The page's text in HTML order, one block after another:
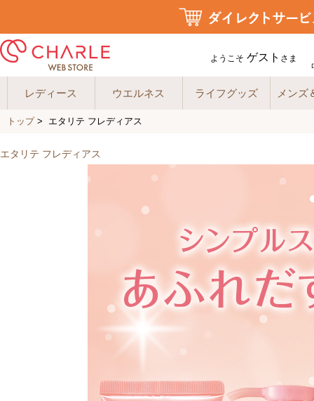
ようこそ ゲスト さま
レディース ウエルネス ライフグッズ メンズ
トップ> エタリテ フレディアス
エタリテ フレディアス